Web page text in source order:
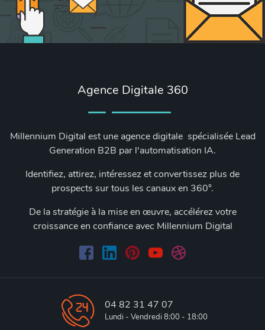
Agence Digitale 360
Millennium Digital est une agence digitale spécialisée Lead
Generation B2B par l'automatisation IA.
Identifiez, attirez, intéressez et convertissez plus de
prospects sur tous les canaux en 360°.
De la stratégie à la mise en œuvre, accélérez votre
croissance en confiance avec Millennium Digital
04 82 31 47 07
Lundi - Vendredi 8:00 - 18:00